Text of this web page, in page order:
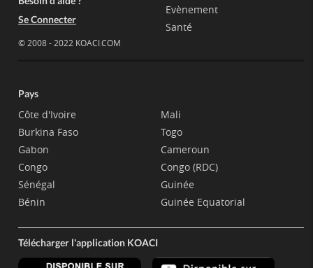
Se Connecter
© 2008 - 2022 KOACI.COM
Evènement
Santé
Pays
Côte d'Ivoire
Burkina Faso
Gabon
Congo
Sénégal
Bénin
Mali
Togo
Cameroun
Congo (RDC)
Guinée
Guinée Equatorial
Télécharger l'application KOACI